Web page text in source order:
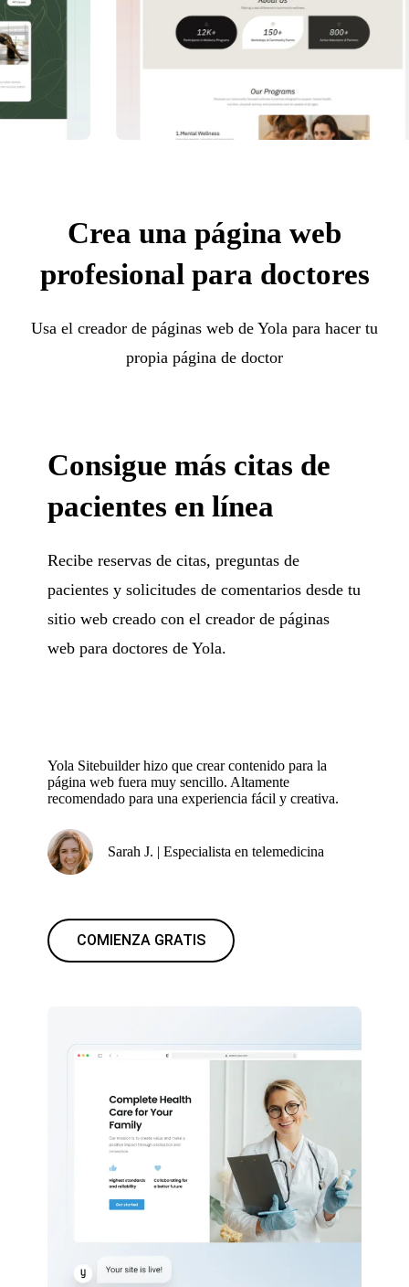
Crea una página web
profesional para doctores
Usa el creador de páginas web de Yola para hacer tu
propia página de doctor
Consigue más citas de
pacientes en línea
Recibe reservas de citas, preguntas de
pacientes y solicitudes de comentarios desde tu
sitio web creado con el creador de páginas
web para doctores de Yola.
Yola Sitebuilder hizo que crear contenido para la
página web fuera muy sencillo. Altamente
recomendado para una experiencia fácil y creativa.
Sarah J. | Especialista en telemedicina
COMIENZA GRATIS